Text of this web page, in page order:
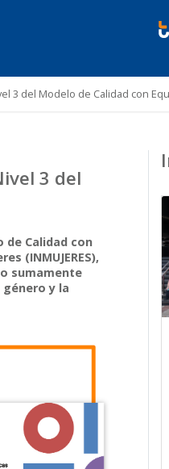
3 del Modelo de Calidad con
3 del
de Calidad con
(INMUJERES),
sumamente
y la